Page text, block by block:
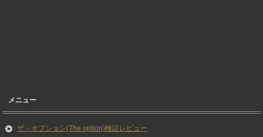
メニュー
ザ・オプション(The option)検証レビュー